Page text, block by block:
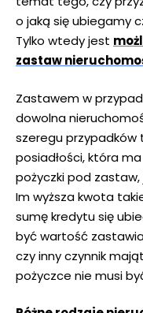
o jaką się ubiegamy
Tylko wtedy jest
zastaw
Zastawem w
dowolna
szeregu przypadków
posiadłości, która
pożyczki pod
Im wyższa kwota
sumę kredytu się
być wartość
czy inny czynnik
pożyczce nie musi